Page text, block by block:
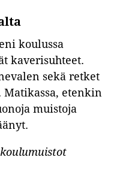
koulussa
kaverisuhteet.
sekä retket
Matikassa, etenkin
muistoja